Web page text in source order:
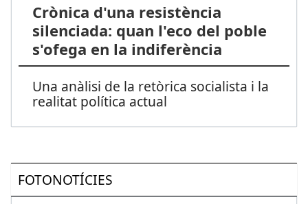
Crònica d'una resistència
silenciada: quan l'eco del poble
s'ofega en la indiferència
Una anàlisi de la retòrica socialista i la
realitat política actual
FOTONOTÍCIES